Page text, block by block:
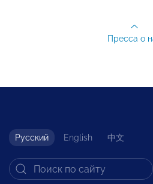
Пресса о
Русский English 中文